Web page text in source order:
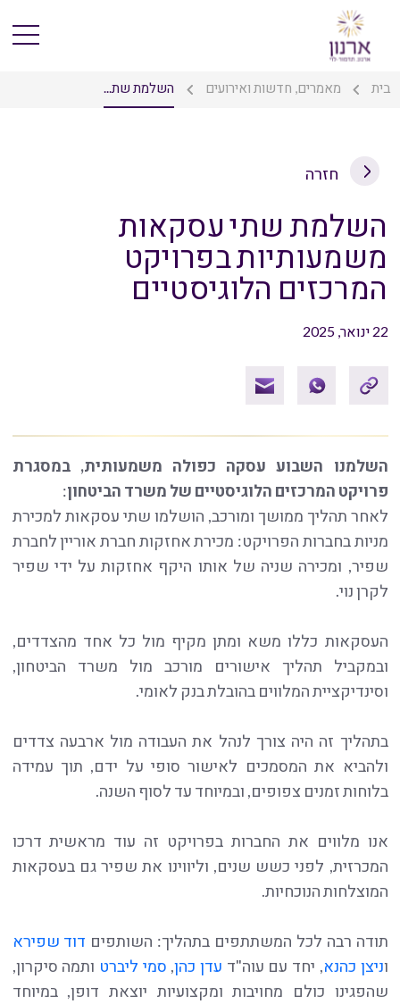
בית מאמרים, חדשות ואירועים השלמת שת...
חזרה
השלמת שתי עסקאות
משמעותיות בפרויקט
המרכזים הלוגיסטיים
22 ינואר, 2025
השלמנו השבוע עסקה כפולה משמעותית, במסגרת
פרויקט המרכזים הלוגיסטיים של משרד הביטחון:
לאחר תהליך ממושך ומורכב, הושלמו שתי עסקאות למכירת
מניות בחברות הפרויקט: מכירת אחזקות חברת אוריין לחברת
שפיר, ומכירה שניה של אותו היקף אחזקות על ידי שפיר
לקרן נוי.
העסקאות כללו משא ומתן מקיף מול כל אחד מהצדדים,
ובמקביל תהליך אישורים מורכב מול משרד הביטחון,
וסינדיקציית המלווים בהובלת בנק לאומי.
בתהליך זה היה צורך לנהל את העבודה מול ארבעה צדדים
ולהביא את המסמכים לאישור סופי על ידם, תוך עמידה
בלוחות זמנים צפופים, ובמיוחד עד לסוף השנה.
אנו מלווים את החברות בפרויקט זה עוד מראשית דרכו
המכרזית, לפני כשש שנים, וליווינו את שפיר גם בעסקאות
המוצלחות הנוכחיות.
תודה רבה לכל המשתתפים בתהליך: השותפים דוד שפירא
וניצן כהנא, יחד עם עוה"ד עדן כהן, סמי ליברט ותמה סיקרון,
שהפגינו כולם מחויבות ומקצועיות יוצאת דופן, במיוחד